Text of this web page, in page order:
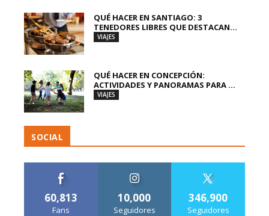
QUÉ HACER EN SANTIAGO: 3
TENEDORES LIBRES QUE DESTACAN...
VIAJES
QUÉ HACER EN CONCEPCIÓN:
ACTIVIDADES Y PANORAMAS PARA ...
VIAJES
SOCIAL
60,813
Fans
10,000
Seguidores
346,900
Seguidores